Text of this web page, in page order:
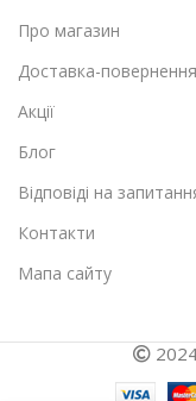
Про магазин
Доставка-повернення
Акції
Блог
Відповіді на
Контакти
Мапа сайту